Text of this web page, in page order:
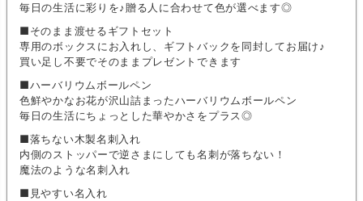
毎日の生活に彩りを♪贈る人に合わせて色が選べます◎
■そのまま渡せるギフトセット
専用のボックスにお入れし、ギフトバックを同封してお届け♪
買い足し不要でそのままプレゼントできます
■ハーバリウムボールペン
色鮮やかなお花が沢山詰まったハーバリウムボールペン
毎日の生活にちょっとした華やかさをプラス◎
■落ちない木製名刺入れ
内側のストッパーで逆さまにしても名刺が落ちない！
魔法のような名刺入れ
■見やすい名入れ